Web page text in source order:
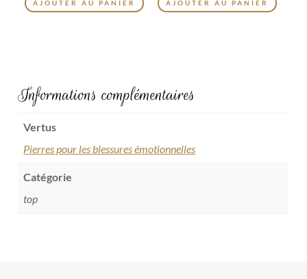
AJOUTER AU PANIER AJOUTER AU PANIER
Informations complémentaires
Vertus
Pierres pour les blessures émotionnelles
Catégorie
top